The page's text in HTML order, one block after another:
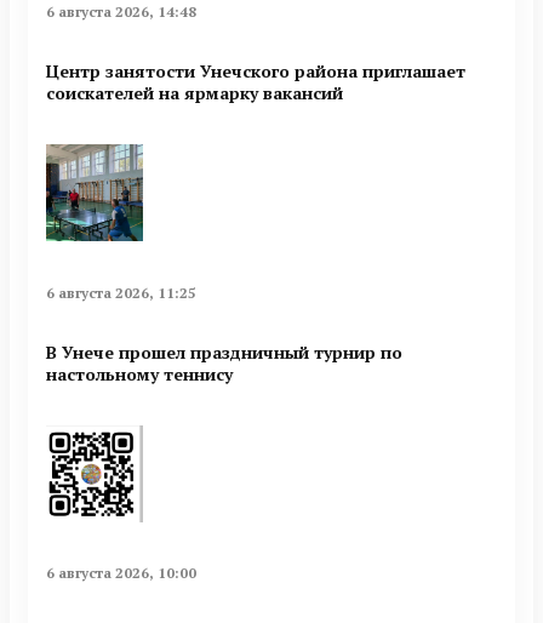
6 августа 2026, 14:48
Центр занятости Унечского района приглашает
соискателей на ярмарку вакансий
6 августа 2026, 11:25
В Унече прошел праздничный турнир по
настольному теннису
6 августа 2026, 10:00